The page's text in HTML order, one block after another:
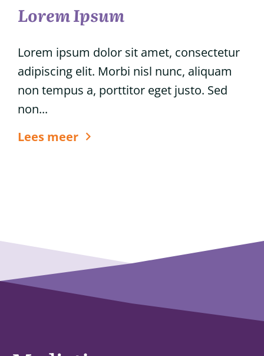
Lorem Ipsum
Lorem ipsum dolor sit amet, consectetur
adipiscing elit. Morbi nisl nunc, aliquam
non tempus a, porttitor eget justo. Sed
non...
Lees meer 6